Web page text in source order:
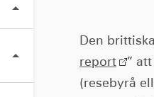
Den
report
”
(resebyrå